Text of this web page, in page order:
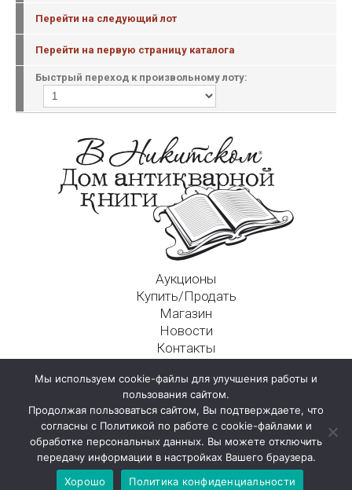
Перейти на следующий лот
Перейти на первую страницу каталога
Быстрый переход к произвольному лоту:
Аукционы
Купить/Продать
Магазин
Новости
Контакты
125009, г. Москва, Никитский пер., д. 4а, стр. 1
Мы используем cookie-файлы для улучшения работы и
пользования сайтом.
Продолжая пользоваться сайтом, Вы подтверждаете, что
согласны с Политикой по работе с cookie-файлами и
обработке персональных данных. Вы можете отключить
передачу информации в настройках Вашего браузера.
Хорошо
Политика конфиденциальности